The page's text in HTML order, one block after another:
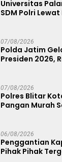
Universitas
SDM Polri
07/08/2026
Polda Jatim
Presiden 2026,
07/08/2026
Polres Blitar
Pangan Murah
06/08/2026
Penggantian
Pihak Pihak